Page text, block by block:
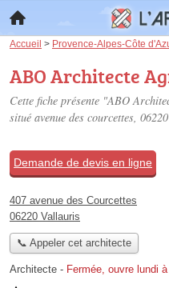
Accueil > Provence-Alpes-Côte
ABO Architecte
Cette fiche présente "ABO
situé avenue des courcettes,
Demande de devis en ligne
407 avenue des Courcettes
06220 Vallauris
📞 Appeler cet architecte
Architecte - Fermée, ouvre lundi